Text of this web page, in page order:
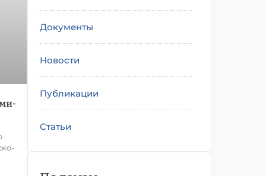
Документы
Новости
Публикации
Статьи